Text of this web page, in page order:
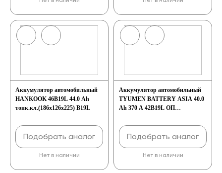
Аккумулятор автомобильный
HANKOOK 46B19L 44.0 Ah
тонк.кл.(186x126x225) B19L
Подобрать аналог
Нет в наличии
Аккумулятор автомобильный
TYUMEN BATTERY ASIA 40.0
Ah 370 A 42B19L ОП
Подобрать аналог
Нет в наличии